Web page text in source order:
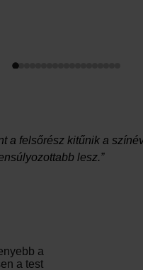
a felsőrész kitűnik a
lesz.”
a
a test